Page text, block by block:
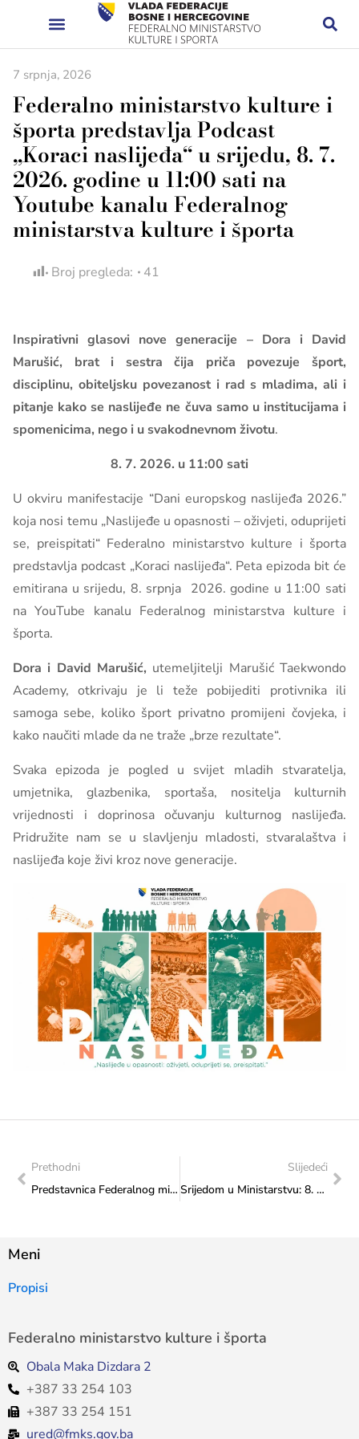
7 srpnja, 2026
Federalno ministarstvo kulture i
športa predstavlja Podcast
„Koraci naslijeđa“ u srijedu, 8. 7.
2026. godine u 11:00 sati na
Youtube kanalu Federalnog
ministarstva kulture i športa
Broj pregleda: 41
Inspirativni glasovi nove generacije – Dora i David
Marušić, brat i sestra čija priča povezuje šport,
disciplinu, obiteljsku povezanost i rad s mladima, ali i
pitanje kako se naslijeđe ne čuva samo u institucijama i
spomenicima, nego i u svakodnevnom životu.
8. 7. 2026. u 11:00 sati
U okviru manifestacije “Dani europskog naslijeđa 2026.”
koja nosi temu „Naslijeđe u opasnosti – oživjeti, oduprijeti
se, preispitati“ Federalno ministarstvo kulture i športa
predstavlja podcast „Koraci naslijeđa“. Peta epizoda bit će
emitirana u srijedu, 8. srpnja 2026. godine u 11:00 sati
na YouTube kanalu Federalnog ministarstva kulture i
športa.
Dora i David Marušić, utemeljitelji Marušić Taekwondo
Academy, otkrivaju je li teže pobijediti protivnika ili
samoga sebe, koliko šport privatno promijeni čovjeka, i
kako naučiti mlade da ne traže „brze rezultate“.
Svaka epizoda je pogled u svijet mladih stvaratelja,
umjetnika, glazbenika, sportaša, nositelja kulturnih
vrijednosti i doprinosa očuvanju kulturnog naslijeđa.
Pridružite nam se u slavljenju mladosti, stvaralaštva i
naslijeđa koje živi kroz nove generacije.
Prethodni
Predstavnica Federalnog ministarstva kulture i športa nazočila otvaranju VIII. Međunarodnog Konjic Summer Festa 2026.
Slijedeći
Srijedom u Ministarstvu: 8. srpnja 2026. godine u 17:00 sati
Meni
Propisi
Federalno ministarstvo kulture i športa
Obala Maka Dizdara 2
+387 33 254 103
+387 33 254 151
ured@fmks.gov.ba